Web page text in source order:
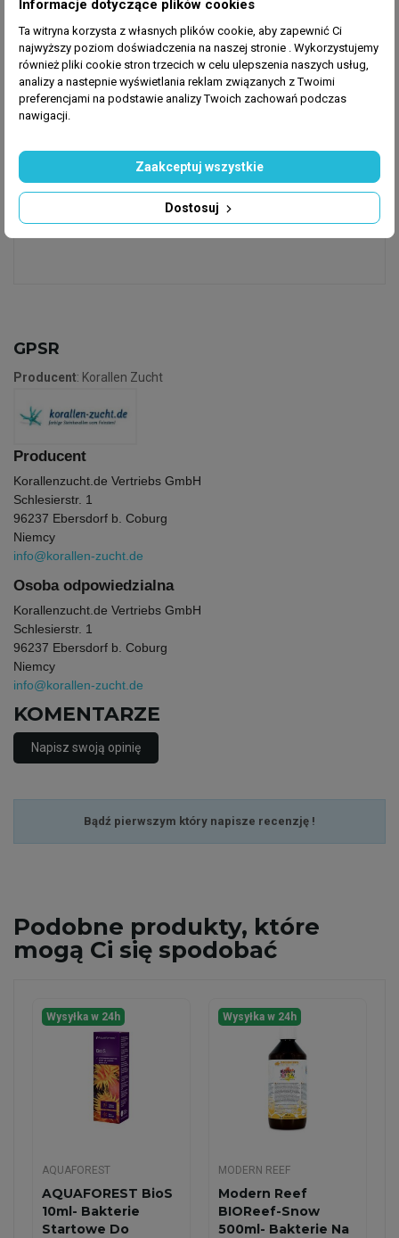
substancje. Korale mogą wykorzystać dozowane
mikroorganizmy jako źrodło pokarmu.
1 kropla na 100 litrów, dwa razy w tygodniu.
Wstrząsnąć przed użyciem.
GPSR
Producent: Korallen Zucht
Producent
Korallenzucht.de Vertriebs GmbH
Schlesierstr. 1
96237 Ebersdorf b. Coburg
Niemcy
info@korallen-zucht.de
Osoba odpowiedzialna
Korallenzucht.de Vertriebs GmbH
Schlesierstr. 1
96237 Ebersdorf b. Coburg
Niemcy
info@korallen-zucht.de
KOMENTARZE
Napisz swoją opinię
Bądź pierwszym który napisze recenzję !
Podobne produkty, które
mogą Ci się spodobać
Wysyłka w 24h
AQUAFOREST
AQUAFOREST BioS
10ml- Bakterie
Startowe Do
Wysyłka w 24h
MODERN REEF
Modern Reef
BIOReef-Snow
500ml- Bakterie Na
Informacje dotyczące plików cookies
Ta witryna korzysta z własnych plików cookie, aby zapewnić Ci
najwyższy poziom doświadczenia na naszej stronie . Wykorzystujemy
również pliki cookie stron trzecich w celu ulepszenia naszych usług,
analizy a nastepnie wyświetlania reklam związanych z Twoimi
preferencjami na podstawie analizy Twoich zachowań podczas
nawigacji.
Dostosuj
Zaakceptuj wszystkie